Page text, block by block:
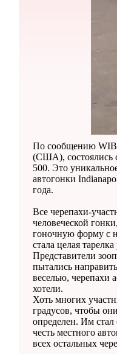
По сообщению
(США), состоялись
500. Это
автогонки
года.
Все черепахи-
человеческой
гоночную форму с
стала целая
Представители
пытались
веселью, черепахи
хотели.
Хоть многих
градусов, чтобы
определен. Им
честь местного
всех остальных